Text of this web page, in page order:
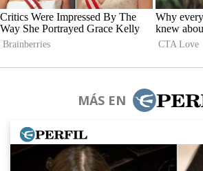
MÁS EN